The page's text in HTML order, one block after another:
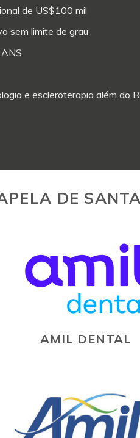
de US$100 mil
sem limite de grau
e escleroterapia além do
DE
AMIL DENTAL